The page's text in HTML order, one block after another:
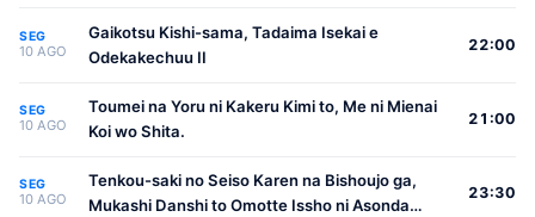
SEG
10 AGO
Gaikotsu Kishi-sama, Tadaima Isekai e
Odekakechuu II
22:00
SEG
10 AGO
Toumei na Yoru ni Kakeru Kimi to, Me ni Mienai
Koi wo Shita.
21:00
SEG
10 AGO
Tenkou-saki no Seiso Karen na Bishoujo ga,
Mukashi Danshi to Omotte Issho ni Asonda
23:30